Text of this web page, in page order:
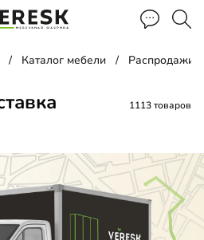
Каталог мебели Распродажи,
1113 товаров